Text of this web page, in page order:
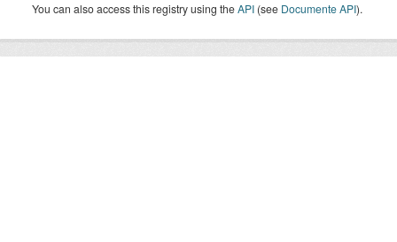
You can also access this registry using theAPI (see Documente API).